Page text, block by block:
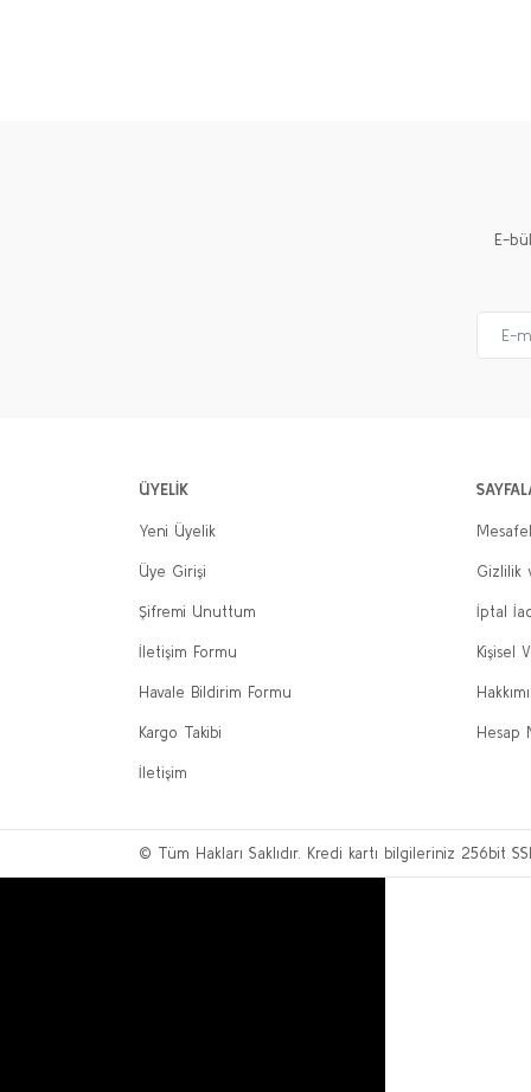
E-
ÜYELİK
Yeni Üyelik
Üye Girişi
Şifremi Unuttum
İletişim Formu
Havale Bildirim Formu
Kargo Takibi
İletişim
Gizlilik
İptal
Kişisel
Hesap
© Tüm Hakları Saklıdır. Kredi kartı bilgileriniz 256bit